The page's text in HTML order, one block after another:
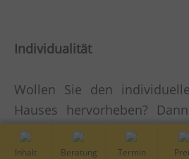
Individualität
Wollen Sie den
Hauses hervorheben?
Garagentor nach Ihren
Garagentor ist die größte
Inhalt Kostenfreie Vor-Ort